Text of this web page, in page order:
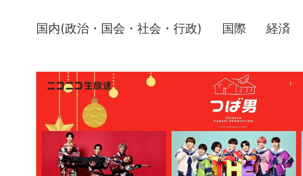
国内(政治・国会・社会・行政) 国際 経済